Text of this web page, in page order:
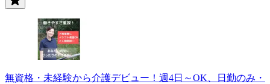
無資格・未経験から介護デビュー！週4日～OK、日勤のみ・